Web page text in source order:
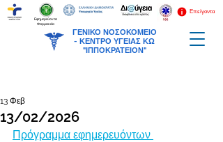
ΓΕΝΙΚΟ ΝΟΣΟΚΟΜΕΙΟ
- ΚΕΝΤΡΟ ΥΓΕΙΑΣ ΚΩ
"ΙΠΠΟΚΡΑΤΕΙΟΝ"
Επείγοντα
Εφημερεύοντα
Φαρμακεία
13/02/2026
13 Φεβ
Πρόγραμμα εφημερευόντων